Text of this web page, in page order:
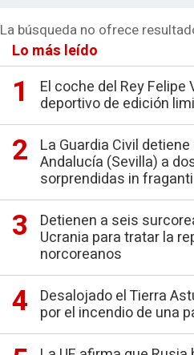
La búsqueda no ofrece
Lo más leído
El coche del Rey
deportivo de edición
La Guardia Civil
Andalucía (Sevilla) a
sorprendidas in
Detienen a seis
Ucrania para tratar la
norcoreanos
Desalojado el Tierra
por el incendio de una